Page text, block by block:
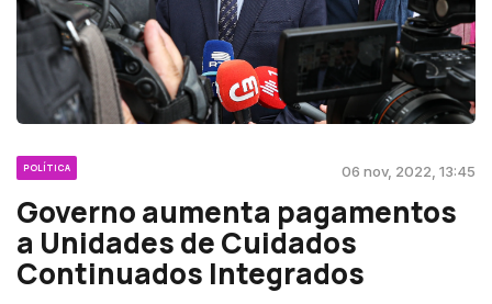
POLÍTICA 06 nov, 2022, 13:45
Governo aumenta pagamentos
a Unidades de Cuidados
Continuados Integrados